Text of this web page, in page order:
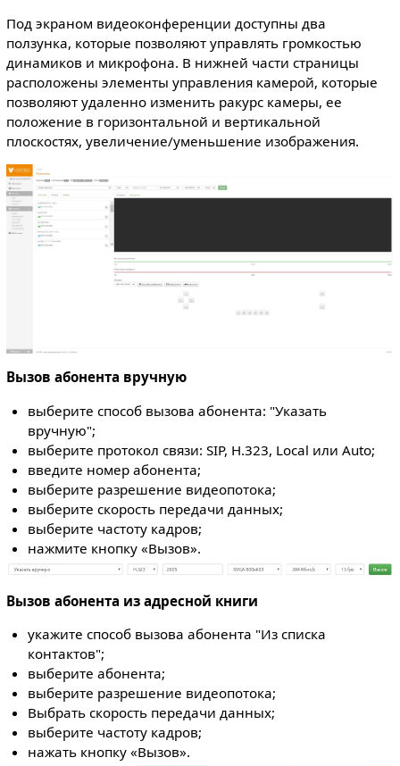
Под экраном видеоконференции доступны два
ползунка, которые позволяют управлять громкостью
динамиков и микрофона. В нижней части страницы
расположены элементы управления камерой, которые
позволяют удаленно изменить ракурс камеры, ее
положение в горизонтальной и вертикальной
плоскостях, увеличение/уменьшение изображения.
Вызов абонента вручную
выберите способ вызова абонента: "Указать
вручную";
выберите протокол связи: SIP, H.323, Local или Auto;
введите номер абонента;
выберите разрешение видеопотока;
выберите скорость передачи данных;
выберите частоту кадров;
нажмите кнопку «Вызов».
Вызов абонента из адресной книги
укажите способ вызова абонента "Из списка
контактов";
выберите абонента;
выберите разрешение видеопотока;
Выбрать скорость передачи данных;
выберите частоту кадров;
нажать кнопку «Вызов».